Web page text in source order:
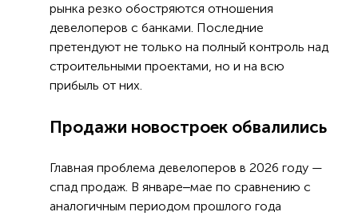
рынка резко обостряются отношения
девелоперов с банками. Последние
претендуют не только на полный контроль над
строительными проектами, но и на всю
прибыль от них.
Продажи новостроек обвалились
Главная проблема девелоперов в 2026 году —
спад продаж. В январе‒мае по сравнению с
аналогичным периодом прошлого года